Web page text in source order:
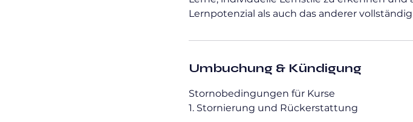
.
Lernpotenzial als auch das anderer
Umbuchung & Kündigung
Stornobedingungen für Kurse
1. Stornierung und Rückerstattung